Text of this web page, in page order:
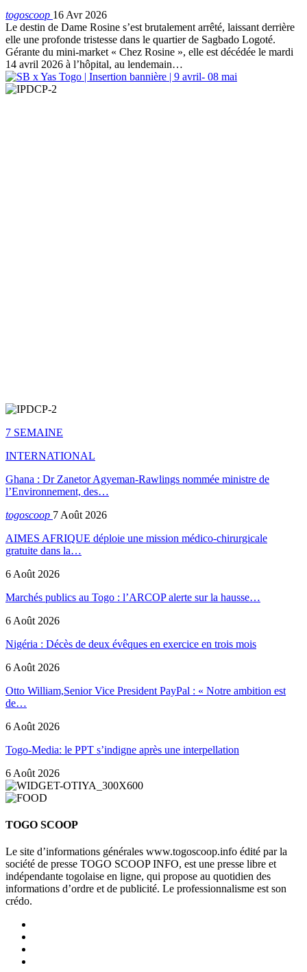
togoscoop 16 Avr 2026
Le destin de Dame Rosine s’est brutalement arrêté, laissant derrière
elle une profonde tristesse dans le quartier de Sagbado Logoté.
Gérante du mini-market « Chez Rosine », elle est décédée le mardi
14 avril 2026 à l’hôpital, au lendemain…
7 SEMAINE
INTERNATIONAL
Ghana : Dr Zanetor Agyeman-Rawlings nommée ministre de
l’Environnement, des…
togoscoop 7 Août 2026
AIMES AFRIQUE déploie une mission médico-chirurgicale
gratuite dans la…
6 Août 2026
Marchés publics au Togo : l’ARCOP alerte sur la hausse…
6 Août 2026
Nigéria : Décès de deux évêques en exercice en trois mois
6 Août 2026
Otto William,Senior Vice President PayPal : « Notre ambition est
de…
6 Août 2026
Togo-Media: le PPT s’indigne après une interpellation
6 Août 2026
TOGO SCOOP
Le site d’informations générales www.togoscoop.info édité par la
société de presse TOGO SCOOP INFO, est une presse libre et
indépendante togolaise en ligne, qui propose au quotidien des
informations d’ordre et de publicité. Le professionnalisme est son
crédo.